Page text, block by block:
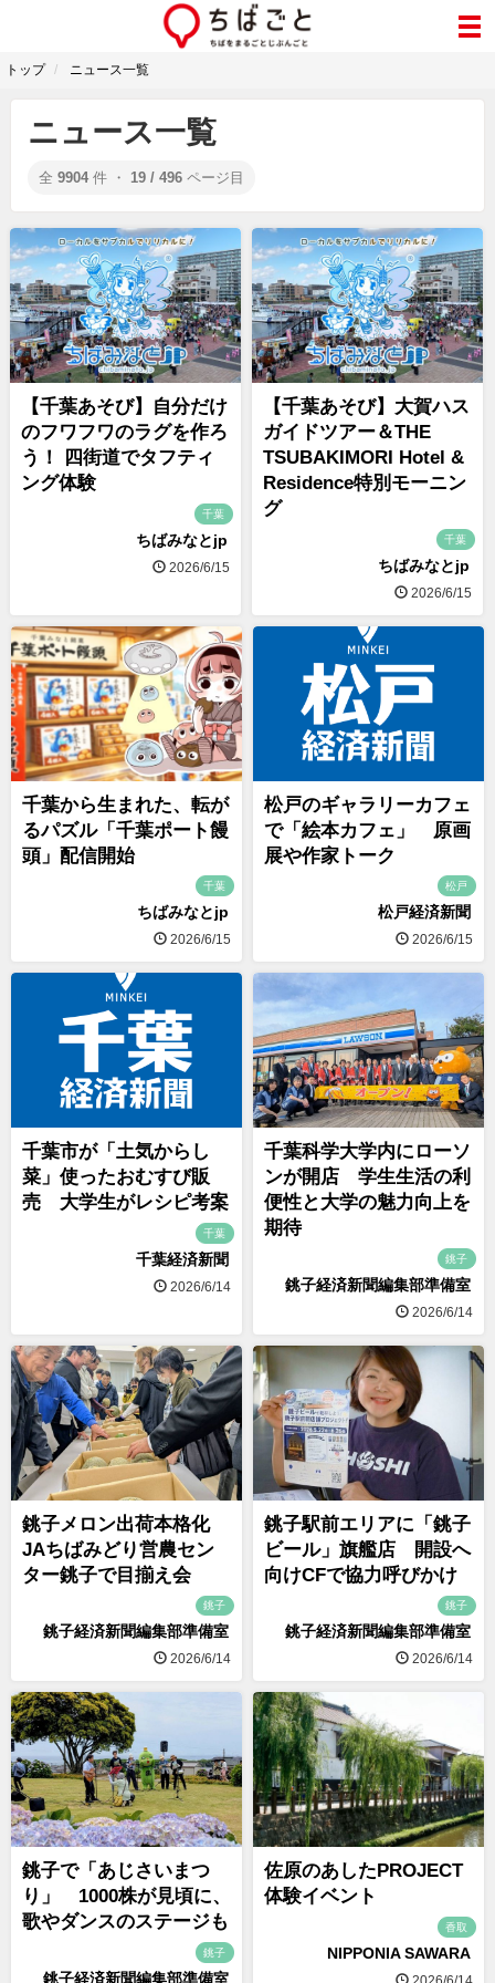
トップ ニュース一覧
ニュース一覧
全 9904 件 ・ 19 / 496 ページ目
【千葉あそび】自分だけ
のフワフワのラグを作ろ
う！ 四街道でタフティ
ング体験
千葉
ちばみなとjp
2026/6/15
【千葉あそび】大賀ハス
ガイドツアー＆THE
TSUBAKIMORI Hotel &
Residence特別モーニン
グ
千葉
ちばみなとjp
2026/6/15
千葉から生まれた、転が
るパズル「千葉ポート饅
頭」配信開始
千葉
ちばみなとjp
2026/6/15
松戸のギャラリーカフェ
で「絵本カフェ」 原画
展や作家トーク
松戸
松戸経済新聞
2026/6/15
千葉市が「土気からし
菜」使ったおむすび販
売 大学生がレシピ考案
千葉
千葉経済新聞
2026/6/14
千葉科学大学内にローソ
ンが開店 学生生活の利
便性と大学の魅力向上を
期待
銚子
銚子経済新聞編集部準備室
2026/6/14
銚子メロン出荷本格化
JAちばみどり営農セン
ター銚子で目揃え会
銚子
銚子経済新聞編集部準備室
2026/6/14
銚子駅前エリアに「銚子
ビール」旗艦店 開設へ
向けCFで協力呼びかけ
銚子
銚子経済新聞編集部準備室
2026/6/14
銚子で「あじさいまつ
り」 1000株が見頃に、
歌やダンスのステージも
銚子
銚子経済新聞編集部準備室
佐原のあしたPROJECT
体験イベント
香取
NIPPONIA SAWARA